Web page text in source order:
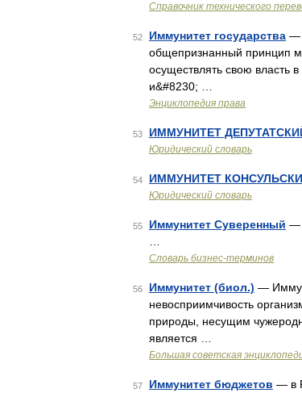
Справочник технического
52 Иммунитет государства —
общепризнанный принцип
осуществлять свою власть
и&#8230; …
Энциклопедия права
53 ИММУНИТЕТ
Юридический словарь
54 ИММУНИТЕТ
Юридический словарь
55 Иммунитет Суверенный —
Словарь бизнес-терминов
56 Иммунитет (биол.) —
невосприимчивость
природы, несущим
является …
Большая советская
57 Иммунитет бюджетов — в